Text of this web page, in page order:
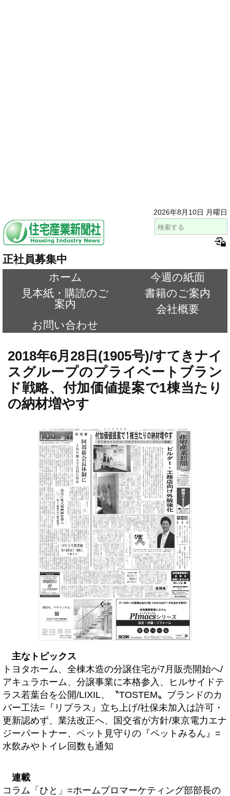
2026年8月10日 月曜日
正社員募集中
ホーム
今週の紙面
見本紙・購読のご
案内
書籍のご案内
会社概要
お問い合わせ
2018年6月28日(1905号)/すてきナイ
スグループのプライベートブラン
ド戦略、付加価値提案で1棟当たり
の納材増やす
主なトピックス
トヨタホーム、全棟木造の分譲住宅が7月販売開始へ/
アキュラホーム、分譲事業に本格参入、ヒルサイドテ
ラス若葉台を公開/LIXIL、〝TOSTEM〟ブランドのカ
バー工法=『リプラス』立ち上げ/社保未加入は許可・
更新認めず、業法改正へ、国交省が方針/東京電力エナ
ジーパートナー、ペット見守りの『ペットみるん』=
水飲みやトイレ回数も通知
連載
コラム「ひと」=ホームプロマーケティング部部長の